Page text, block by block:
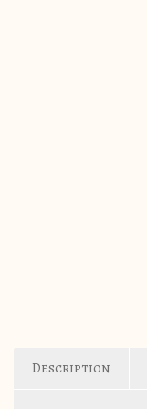
Description